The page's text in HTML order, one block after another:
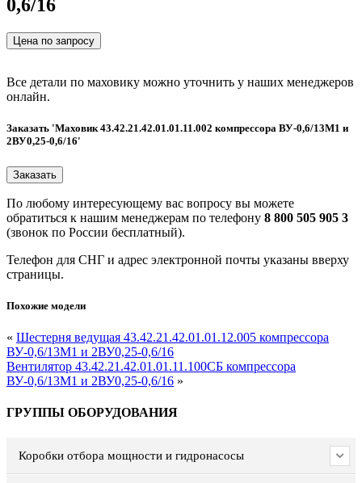
0,6/16
Цена по запросу
Все детали по маховику можно уточнить у наших менеджеров
онлайн.
Заказать 'Маховик 43.42.21.42.01.01.11.002 компрессора ВУ-0,6/13М1 и
2ВУ0,25-0,6/16'
По любому интересующему вас вопросу вы можете
обратиться к нашим менеджерам по телефону 8 800 505 905 3
(звонок по России бесплатный).
Телефон для СНГ и адрес электронной почты указаны вверху
страницы.
Похожие модели
« Шестерня ведущая 43.42.21.42.01.01.12.005 компрессора
ВУ-0,6/13М1 и 2ВУ0,25-0,6/16
Вентилятор 43.42.21.42.01.01.11.100СБ компрессора
ВУ-0,6/13М1 и 2ВУ0,25-0,6/16 »
ГРУППЫ ОБОРУДОВАНИЯ
Коробки отбора мощности и гидронасосы